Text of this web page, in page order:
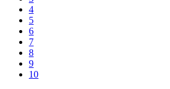
4
5
6
7
8
9
10